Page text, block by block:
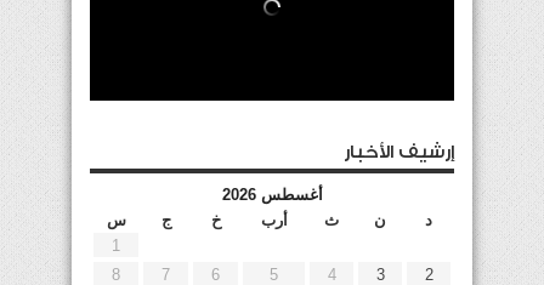
إرشيف الأخبار
أغسطس 2026
د
ن ث أرب خ ج
س
1
2
3
4
5
6
7
8